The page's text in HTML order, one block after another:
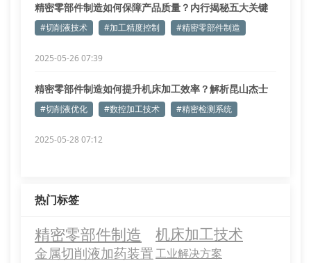
精密零部件制造如何保障产品质量？内行揭秘五大关键
点#切削液技术 #加工精度控制 #精密零部件制造
2025-05-26 07:39
精密零部件制造如何提升机床加工效率？解析昆山杰士
德核心技术
#切削液优化 #数控加工技术 #精密检测系统
2025-05-28 07:12
热门标签
精密零部件制造 机床加工技术
金属切削液加药装置工业解决方案